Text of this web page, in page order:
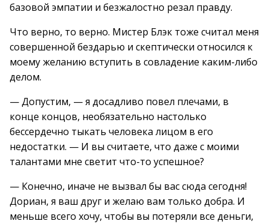
базовой эмпатии и безжалостно резал правду.
Что верно, то верно. Мистер Блэк тоже считал меня
совершенной бездарью и скептически относился к
моему желанию вступить в совладение каким-либо
делом.
— Допустим, — я досадливо повел плечами, в
конце концов, необязательно настолько
бессердечно тыкать человека лицом в его
недостатки. — И вы считаете, что даже с моими
талантами мне светит что-то успешное?
— Конечно, иначе не вызвал бы вас сюда сегодня!
Дориан, я ваш друг и желаю вам только добра. И
меньше всего хочу, чтобы вы потеряли все деньги,